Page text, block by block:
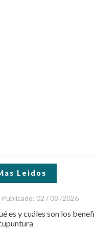
Leidos
Publicado: 02 / 08 /2026
es y cuáles son los